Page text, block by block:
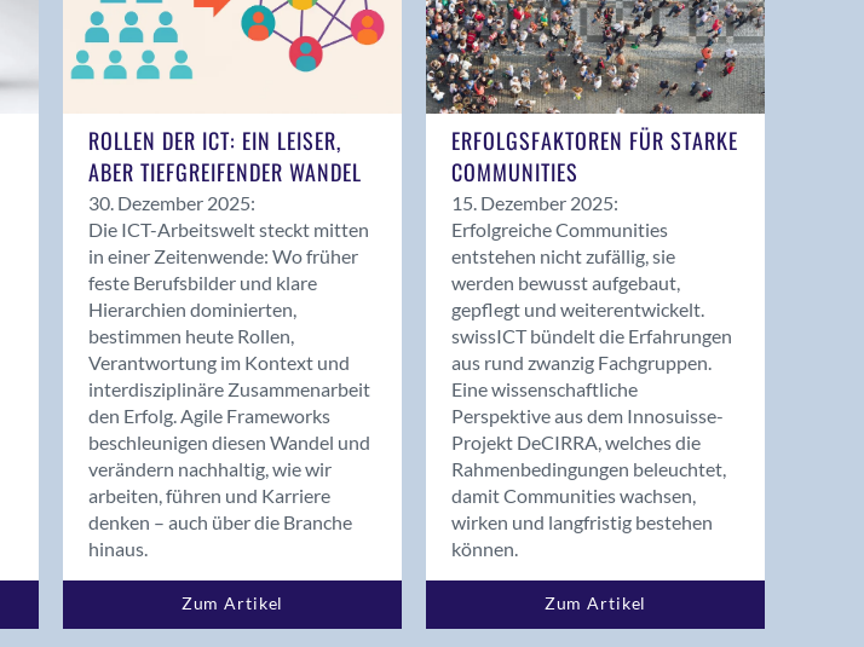
Bottighofen
Bremgarten bei Bern
Brig
Brig-Glis
Bronschhofen
Bubendorf
Buchs (SG)
Davos Platz 1
ROLLEN DER ICT: EIN LEISER,
ABER TIEFGREIFENDER WANDEL
30. Dezember 2025:
Die ICT-Arbeitswelt steckt mitten
in einer Zeitenwende: Wo früher
feste Berufsbilder und klare
Hierarchien dominierten,
bestimmen heute Rollen,
Verantwortung im Kontext und
interdisziplinäre Zusammenarbeit
den Erfolg. Agile Frameworks
beschleunigen diesen Wandel und
verändern nachhaltig, wie wir
arbeiten, führen und Karriere
denken – auch über die Branche
hinaus.
Zum Artikel
ERFOLGSFAKTOREN FÜR STARKE
COMMUNITIES
15. Dezember 2025:
Erfolgreiche Communities
entstehen nicht zufällig, sie
werden bewusst aufgebaut,
gepflegt und weiterentwickelt.
swissICT bündelt die Erfahrungen
aus rund zwanzig Fachgruppen.
Eine wissenschaftliche
Perspektive aus dem Innosuisse-
Projekt DeCIRRA, welches die
Rahmenbedingungen beleuchtet,
damit Communities wachsen,
wirken und langfristig bestehen
können.
Zum Artikel